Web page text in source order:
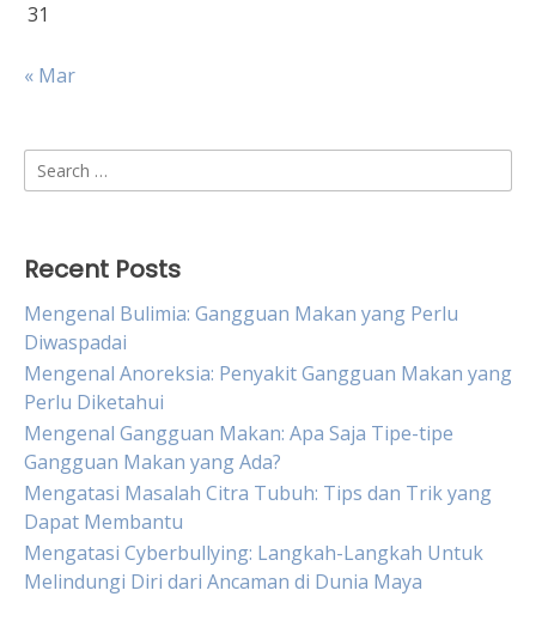
31
« Mar
Search
for:
Recent Posts
Mengenal Bulimia: Gangguan Makan yang Perlu
Diwaspadai
Mengenal Anoreksia: Penyakit Gangguan Makan yang
Perlu Diketahui
Mengenal Gangguan Makan: Apa Saja Tipe-tipe
Gangguan Makan yang Ada?
Mengatasi Masalah Citra Tubuh: Tips dan Trik yang
Dapat Membantu
Mengatasi Cyberbullying: Langkah-Langkah Untuk
Melindungi Diri dari Ancaman di Dunia Maya